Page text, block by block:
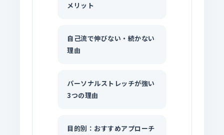
メリット
自己流で伸びない・続かない
理由
パーソナルストレッチが強い
3つの理由
目的別：おすすめアプローチ